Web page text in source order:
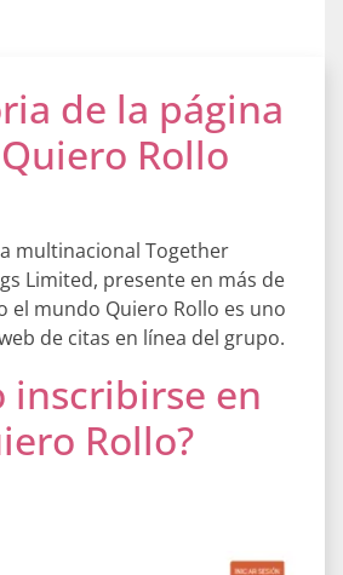
de la página
Rollo
multinacional Together
Limited, presente en más de
el mundo Quiero Rollo es uno
de citas en línea del grupo.
inscribirse en
Rollo?